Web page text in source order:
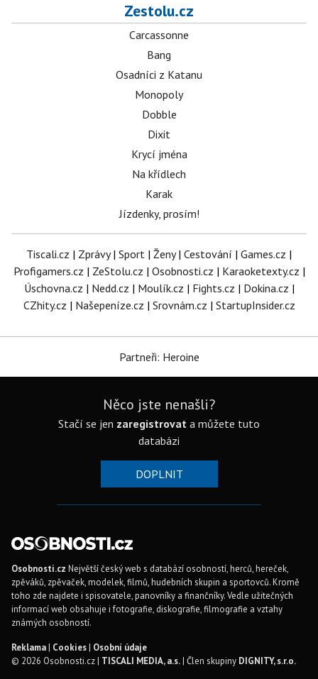
Zestolu.cz
Carcassonne
Bang
Osadníci z Katanu
Monopoly
Dobble
Dixit
Krycí jména
Na křídlech
Karak
Jízdenky, prosím!
Tiscali.cz | Zprávy| Sport | Ženy| Cestování | Games.cz |
Profigamers.cz | ZeStolu.cz | Osobnosti.cz | Karaoketexty.cz |
Úschovna.cz | Nedd.cz | Moulík.cz | Fights.cz | Dokina.cz |
CZhity.cz | Našepeníze.cz | Srovnám.cz | StartupInsider.cz
Partneři: Heroine
Něco jste nenašli?
Stačí se jen zaregistrovat a můžete tuto
databázi
DOPLNIT
Osobnosti.cz Největší český web s databází osobností, herců, hereček,
zpěváků, zpěvaček, modelek, filmů, hudebních skupin a sportovců. Kromě
toho zde najdete i spisovatele, panovníky a finančníky. Vedle užitečných
informací web obsahuje i fotografie, diskografie, filmografie a vztahy
známých osobností.
Reklama| Cookies| Osobní údaje
© 2026 Osobnosti.cz | TISCALI MEDIA, a.s.| Člen skupiny DIGNITY, s.r.o.